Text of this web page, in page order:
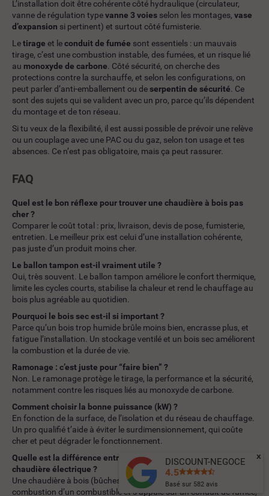
L’installation doit être cohérente côté hydraulique (circulateur,
vanne de régulation typevanne 3 voies selon les montages, vase
d’expansion si pertinent) et surtout côté fumisterie.
Letirage et leconduit de fumée sont essentiels : un mauvais
tirage, c’est une combustion instable, des fumées, et un risque lié
au monoxyde de carbone. Côté sécurité, on cherche des
protections contre la surchauffe, et selon les configurations, on
peut parler d’anti-emballement ou deserpentin de sécurité. Ce
sont des sujets qui se valident avec un pro, parce qu’ils dépendent
du montage et de ton réseau.
Si tu veux de la flexibilité, il est aussi possible de prévoir une relève
ou un couplage avec une PAC ou du gaz, selon ton usage et tes
absences. Ce n’est pas obligatoire, mais ça peut rassurer.
FAQ
Quel est le bon réflexe pour trouver une chaudière à bois pas
cher ?
Comparer le coût total : prix, livraison, devis de pose, fumisterie,
entretien. Le meilleur prix est celui d’une installation cohérente,
pas juste d’un produit moins cher.
Le ballon tampon est-il vraiment utile ?
Oui, très souvent. Le ballon tampon améliore le confort thermique,
limite les cycles courts, stabilise la chaleur et rend le chauffage au
bois plus agréable au quotidien.
Pourquoi le bois sec est-il si important ?
Parce qu’un bois trop humide brûle moins bien, encrasse plus, et
fatigue l’installation. Un stockage ventilé et un bois sec améliorent
la combustion et la durée de vie.
Ramonage : c’est juste pour “faire bien” ?
Non. Le ramonage protège le tirage, la performance et la sécurité,
notamment contre les risques liés au monoxyde de carbone.
Comment choisir la bonne puissance (kW) ?
En fonction de la surface, de l’isolation et du réseau de chauffage.
Un pro qualifié t’aide à éviter le surdimensionnement, qui coûte
cher et peut dégrader le fonctionnement.
Quelle est la différence entre une chaudière à bois et une
chaudière électrique ?
Une chaudière à bois (bûches ou granulés) chauffe grâce à la
combustion d’un combustible et s’appuie sur un conduit de fumée,
DISCOUNT-NEGOCE
4.5
Basé sur 582avis
x